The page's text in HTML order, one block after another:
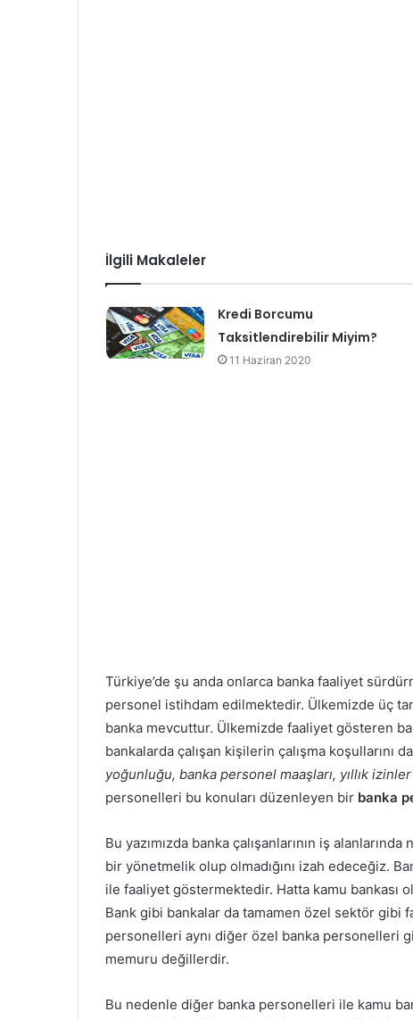
İlgili Makaleler
Kredi Borcumu
Taksitlendirebilir Miyim?
11 Haziran 2020
Türkiye’de şu anda onlarca banka faaliyet
personel istihdam edilmektedir. Ülkemizde üç
banka mevcuttur. Ülkemizde faaliyet gösteren
bankalarda çalışan kişilerin çalışma koşullarını
yoğunluğu, banka personel maaşları, yıllık izinler
personelleri bu konuları düzenleyen bir banka
Bu yazımızda banka çalışanlarının iş
bir yönetmelik olup olmadığını izah edeceğiz.
ile faaliyet göstermektedir. Hatta kamu bankası
Bank gibi bankalar da tamamen özel sektör gibi
personelleri aynı diğer özel banka personelleri
memuru değillerdir.
Bu nedenle diğer banka personelleri ile kamu